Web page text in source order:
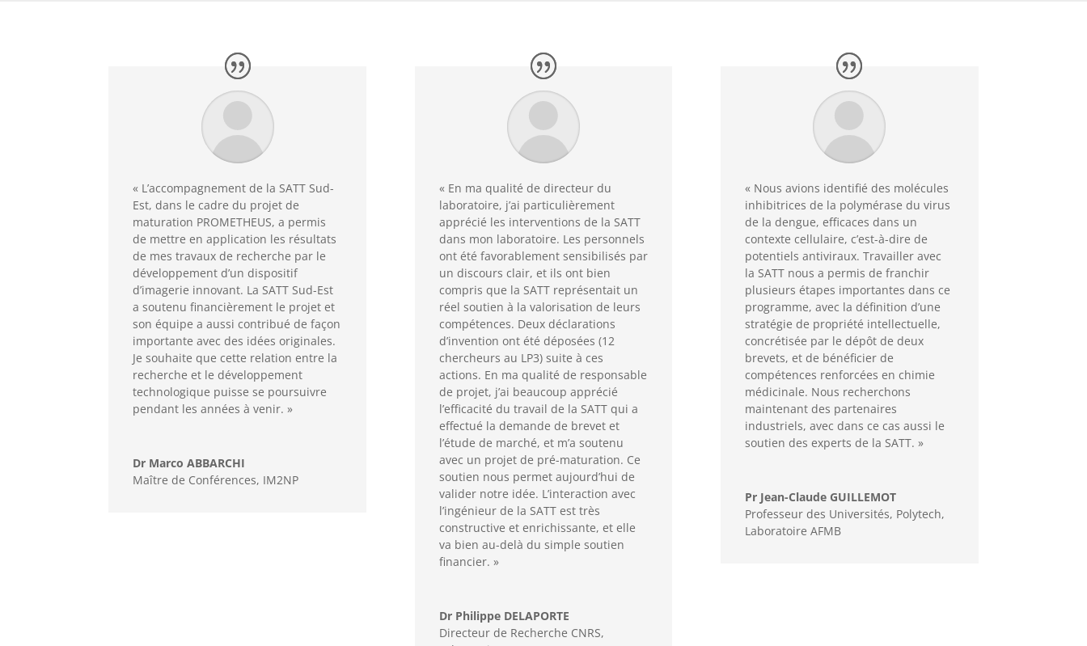
« L’accompagnement de la SATT Sud-
Est, dans le cadre du projet de
maturation PROMETHEUS, a permis
de mettre en application les résultats
de mes travaux de recherche par le
développement d’un dispositif
d’imagerie innovant. La SATT Sud-Est
a soutenu financièrement le projet et
son équipe a aussi contribué de façon
importante avec des idées originales.
Je souhaite que cette relation entre la
recherche et le développement
technologique puisse se poursuivre
pendant les années à venir. »
Dr Marco ABBARCHI
Maître de Conférences, IM2NP
« En ma qualité de directeur du
laboratoire, j’ai particulièrement
apprécié les interventions de la SATT
dans mon laboratoire. Les personnels
ont été favorablement sensibilisés par
un discours clair, et ils ont bien
compris que la SATT représentait un
réel soutien à la valorisation de leurs
compétences. Deux déclarations
d’invention ont été déposées (12
chercheurs au LP3) suite à ces
actions. En ma qualité de responsable
de projet, j’ai beaucoup apprécié
l’efficacité du travail de la SATT qui a
effectué la demande de brevet et
l’étude de marché, et m’a soutenu
avec un projet de pré-maturation. Ce
soutien nous permet aujourd’hui de
valider notre idée. L’interaction avec
l’ingénieur de la SATT est très
constructive et enrichissante, et elle
va bien au-delà du simple soutien
financier. »
Dr Philippe DELAPORTE
Directeur de Recherche CNRS,
« Nous avions identifié des molécules
inhibitrices de la polymérase du virus
de la dengue, efficaces dans un
contexte cellulaire, c’est-à-dire de
potentiels antiviraux. Travailler avec
la SATT nous a permis de franchir
plusieurs étapes importantes dans ce
programme, avec la définition d’une
stratégie de propriété intellectuelle,
concrétisée par le dépôt de deux
brevets, et de bénéficier de
compétences renforcées en chimie
médicinale. Nous recherchons
maintenant des partenaires
industriels, avec dans ce cas aussi le
soutien des experts de la SATT. »
Pr Jean-Claude GUILLEMOT
Professeur des Universités, Polytech,
Laboratoire AFMB